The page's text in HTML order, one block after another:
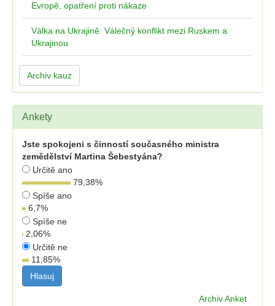
Evropě, opatření proti nákaze
Válka na Ukrajině: Válečný konflikt mezi Ruskem a
Ukrajinou
Archiv kauz
Ankety
Jste spokojeni s činností současného ministra
zemědělství Martina Šebestyána?
Určitě ano
79,38%
Spíše ano
6,7%
Spíše ne
2,06%
Určitě ne
11,85%
Archiv Anket